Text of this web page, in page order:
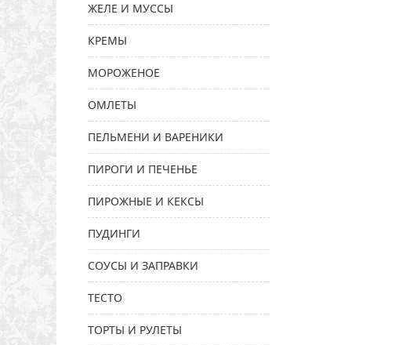
ЖЕЛЕ И МУССЫ
КРЕМЫ
МОРОЖЕНОЕ
ОМЛЕТЫ
ПЕЛЬМЕНИ И ВАРЕНИКИ
ПИРОГИ И ПЕЧЕНЬЕ
ПИРОЖНЫЕ И КЕКСЫ
ПУДИНГИ
СОУСЫ И ЗАПРАВКИ
ТЕСТО
ТОРТЫ И РУЛЕТЫ